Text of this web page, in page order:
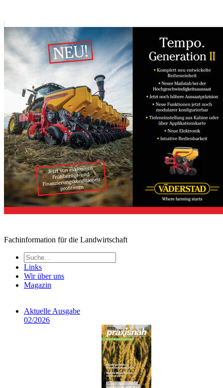
Fachinformation für die Landwirtschaft
Links
Wir über uns
Magazin
Aktuelle Ausgabe
02/2026